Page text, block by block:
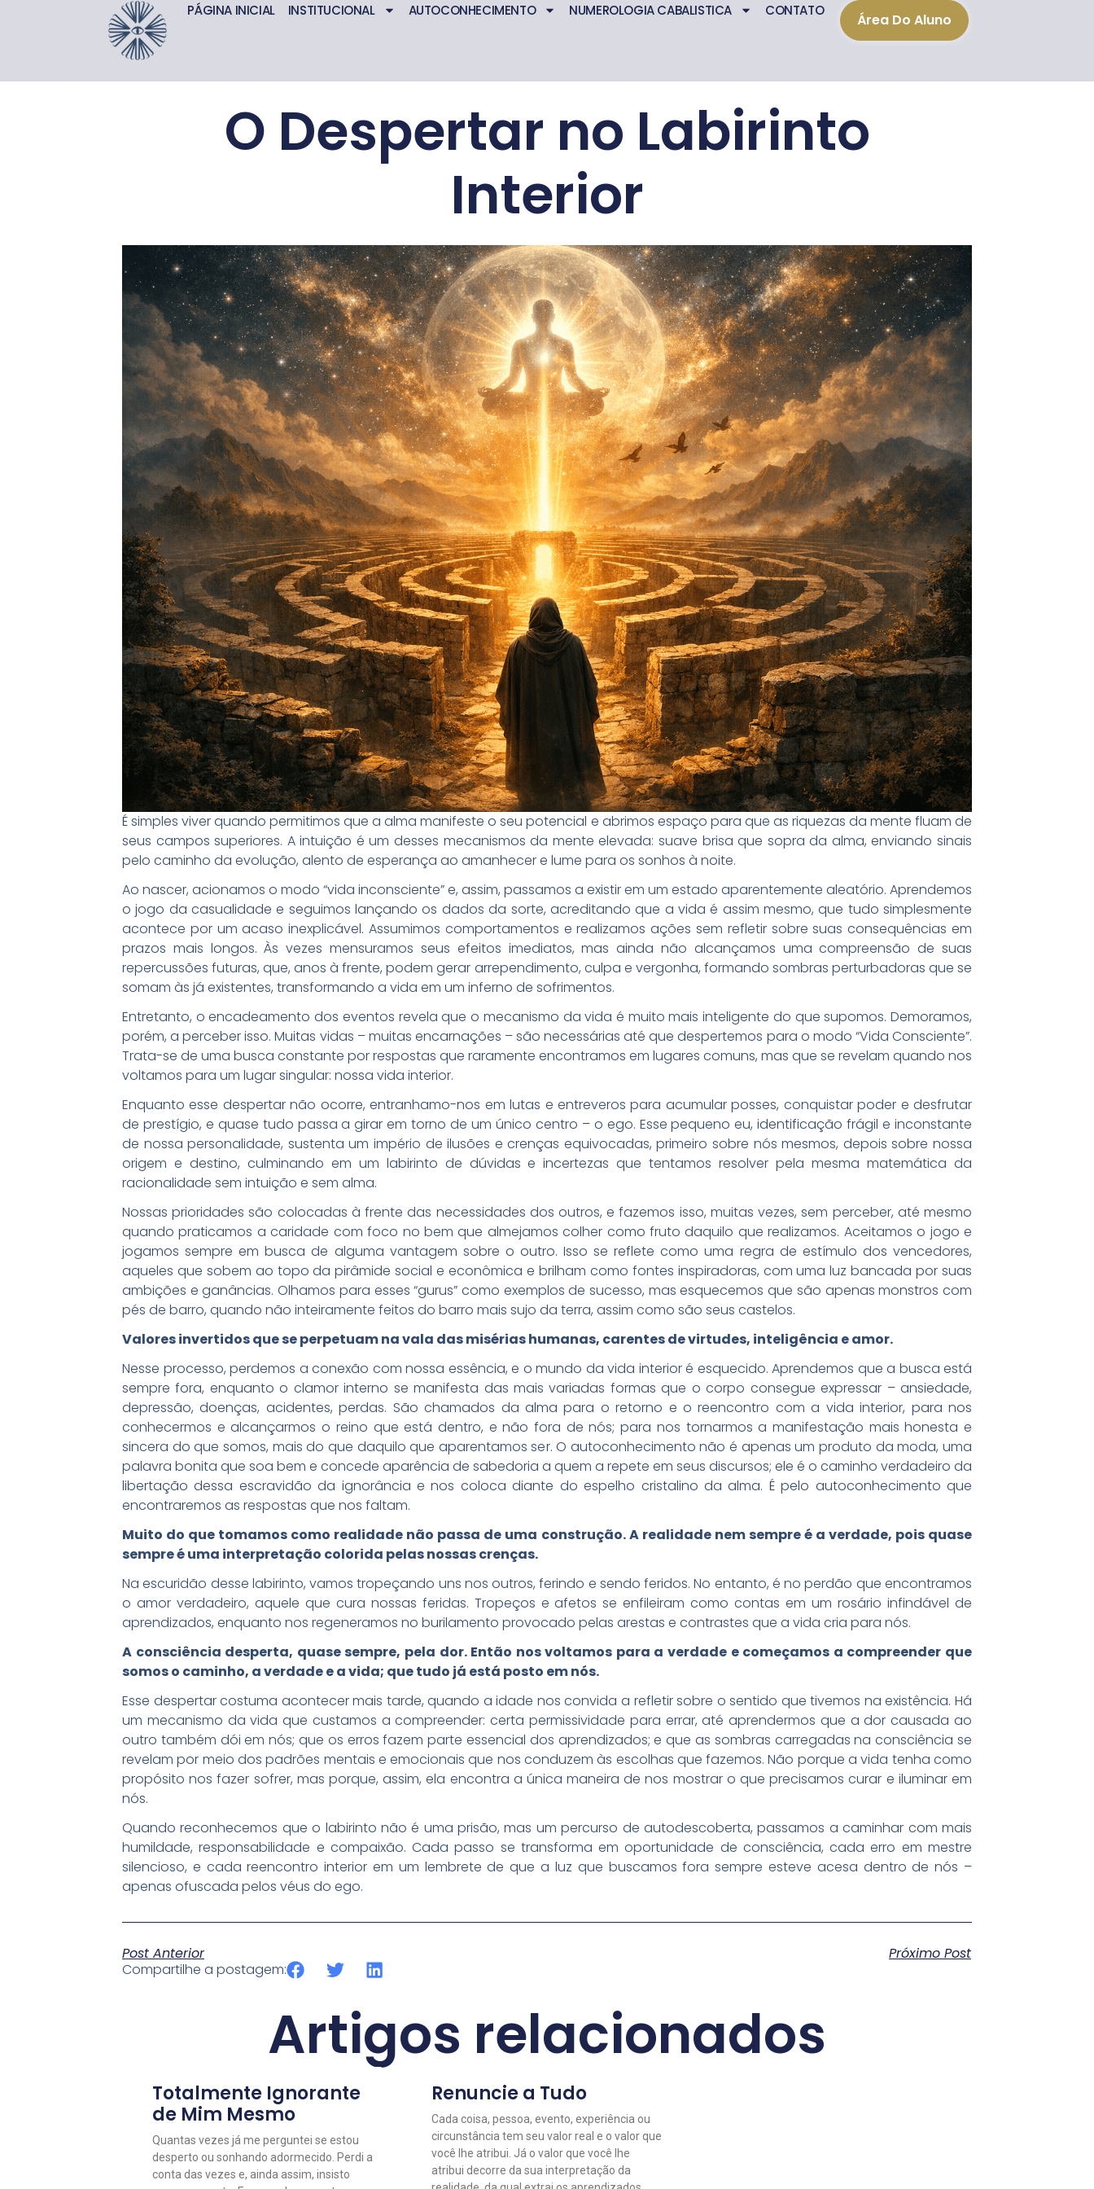
PÁGINA INICIAL INSTITUCIONAL AUTOCONHECIMENTO NUMEROLOGIA CABALISTICA CONTATO
Área Do Aluno
O Despertar no Labirinto
Interior
É simples viver quando permitimos que a alma manifeste o seu potencial e abrimos espaço para que as riquezas da mente fluam de
seus campos superiores. A intuição é um desses mecanismos da mente elevada: suave brisa que sopra da alma, enviando sinais
pelo caminho da evolução, alento de esperança ao amanhecer e lume para os sonhos à noite.
Ao nascer, acionamos o modo “vida inconsciente” e, assim, passamos a existir em um estado aparentemente aleatório. Aprendemos
o jogo da casualidade e seguimos lançando os dados da sorte, acreditando que a vida é assim mesmo, que tudo simplesmente
acontece por um acaso inexplicável. Assumimos comportamentos e realizamos ações sem refletir sobre suas consequências em
prazos mais longos. Às vezes mensuramos seus efeitos imediatos, mas ainda não alcançamos uma compreensão de suas
repercussões futuras, que, anos à frente, podem gerar arrependimento, culpa e vergonha, formando sombras perturbadoras que se
somam às já existentes, transformando a vida em um inferno de sofrimentos.
Entretanto, o encadeamento dos eventos revela que o mecanismo da vida é muito mais inteligente do que supomos. Demoramos,
porém, a perceber isso. Muitas vidas – muitas encarnações – são necessárias até que despertemos para o modo “Vida Consciente”.
Trata-se de uma busca constante por respostas que raramente encontramos em lugares comuns, mas que se revelam quando nos
voltamos para um lugar singular: nossa vida interior.
Enquanto esse despertar não ocorre, entranhamo-nos em lutas e entreveros para acumular posses, conquistar poder e desfrutar
de prestígio, e quase tudo passa a girar em torno de um único centro – o ego. Esse pequeno eu, identificação frágil e inconstante
de nossa personalidade, sustenta um império de ilusões e crenças equivocadas, primeiro sobre nós mesmos, depois sobre nossa
origem e destino, culminando em um labirinto de dúvidas e incertezas que tentamos resolver pela mesma matemática da
racionalidade sem intuição e sem alma.
Nossas prioridades são colocadas à frente das necessidades dos outros, e fazemos isso, muitas vezes, sem perceber, até mesmo
quando praticamos a caridade com foco no bem que almejamos colher como fruto daquilo que realizamos. Aceitamos o jogo e
jogamos sempre em busca de alguma vantagem sobre o outro. Isso se reflete como uma regra de estímulo dos vencedores,
aqueles que sobem ao topo da pirâmide social e econômica e brilham como fontes inspiradoras, com uma luz bancada por suas
ambições e ganâncias. Olhamos para esses “gurus” como exemplos de sucesso, mas esquecemos que são apenas monstros com
pés de barro, quando não inteiramente feitos do barro mais sujo da terra, assim como são seus castelos.
Valores invertidos que se perpetuam na vala das misérias humanas, carentes de virtudes, inteligência e amor.
Nesse processo, perdemos a conexão com nossa essência, e o mundo da vida interior é esquecido. Aprendemos que a busca está
sempre fora, enquanto o clamor interno se manifesta das mais variadas formas que o corpo consegue expressar – ansiedade,
depressão, doenças, acidentes, perdas. São chamados da alma para o retorno e o reencontro com a vida interior, para nos
conhecermos e alcançarmos o reino que está dentro, e não fora de nós; para nos tornarmos a manifestação mais honesta e
sincera do que somos, mais do que daquilo que aparentamos ser. O autoconhecimento não é apenas um produto da moda, uma
palavra bonita que soa bem e concede aparência de sabedoria a quem a repete em seus discursos; ele é o caminho verdadeiro da
libertação dessa escravidão da ignorância e nos coloca diante do espelho cristalino da alma. É pelo autoconhecimento que
encontraremos as respostas que nos faltam.
Muito do que tomamos como realidade não passa de uma construção. A realidade nem sempre é a verdade, pois quase
sempre é uma interpretação colorida pelas nossas crenças.
Na escuridão desse labirinto, vamos tropeçando uns nos outros, ferindo e sendo feridos. No entanto, é no perdão que encontramos
o amor verdadeiro, aquele que cura nossas feridas. Tropeços e afetos se enfileiram como contas em um rosário infindável de
aprendizados, enquanto nos regeneramos no burilamento provocado pelas arestas e contrastes que a vida cria para nós.
A consciência desperta, quase sempre, pela dor. Então nos voltamos para a verdade e começamos a compreender que
somos o caminho, a verdade e a vida; que tudo já está posto em nós.
Esse despertar costuma acontecer mais tarde, quando a idade nos convida a refletir sobre o sentido que tivemos na existência. Há
um mecanismo da vida que custamos a compreender: certa permissividade para errar, até aprendermos que a dor causada ao
outro também dói em nós; que os erros fazem parte essencial dos aprendizados; e que as sombras carregadas na consciência se
revelam por meio dos padrões mentais e emocionais que nos conduzem às escolhas que fazemos. Não porque a vida tenha como
propósito nos fazer sofrer, mas porque, assim, ela encontra a única maneira de nos mostrar o que precisamos curar e iluminar em
nós.
Quando reconhecemos que o labirinto não é uma prisão, mas um percurso de autodescoberta, passamos a caminhar com mais
humildade, responsabilidade e compaixão. Cada passo se transforma em oportunidade de consciência, cada erro em mestre
silencioso, e cada reencontro interior em um lembrete de que a luz que buscamos fora sempre esteve acesa dentro de nós –
apenas ofuscada pelos véus do ego.
Post Anterior
Próximo Post
Compartilhe a postagem:
Artigos relacionados
Totalmente Ignorante
de Mim Mesmo
Quantas vezes já me perguntei se estou
desperto ou sonhando adormecido. Perdi a
conta das vezes e, ainda assim, insisto
Renuncie a Tudo
Cada coisa, pessoa, evento, experiência ou
circunstância tem seu valor real e o valor que
você lhe atribui. Já o valor que você lhe
atribui decorre da sua interpretação da